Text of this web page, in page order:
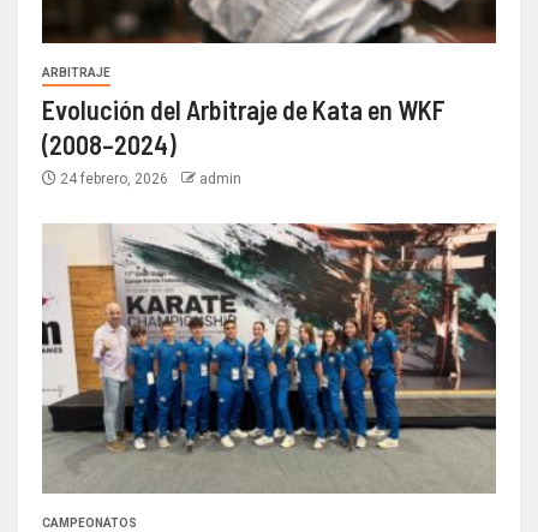
ARBITRAJE
Evolución del Arbitraje de Kata en WKF
(2008–2024)
24 febrero, 2026 admin
CAMPEONATOS